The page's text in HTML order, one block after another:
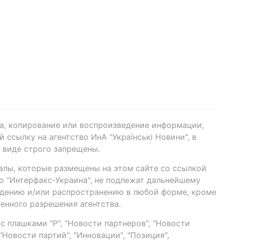
копирование или воспроизведение информации,
на агентство ИнА "Українські Новини", в
строго запрещены.
которые размещены на этом сайте со ссылкой
"Интерфакс-Украина", не подлежат дальнейшему
и/или распространению в любой форме, кроме
разрешения агентства.
плашками "Р", "Новости партнеров", "Новости
партий", "Инновации", "Позиция",